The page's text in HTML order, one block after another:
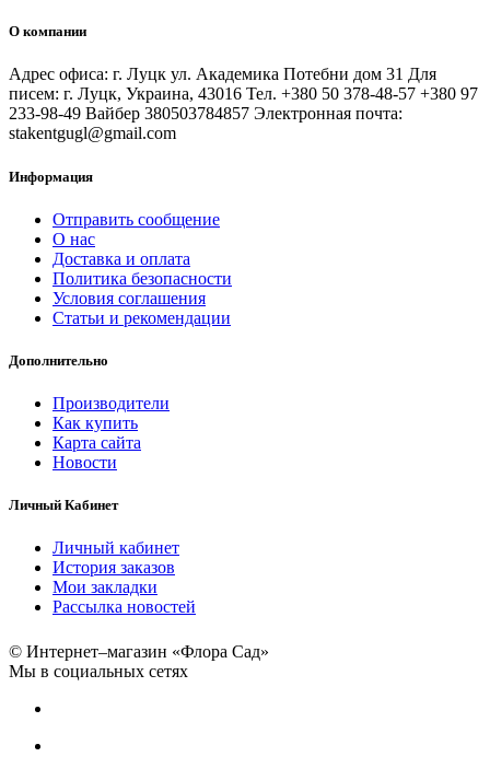
О компании
Адрес офиса: г. Луцк ул. Академика Потебни дом 31 Для
писем: г. Луцк, Украина, 43016 Тел. +380 50 378-48-57 +380 97
233-98-49 Вайбер 380503784857 Электронная почта:
stakentgugl@gmail.com
Информация
Отправить сообщение
О нас
Доставка и оплата
Политика безопасности
Условия соглашения
Статьи и рекомендации
Дополнительно
Производители
Как купить
Карта сайта
Новости
Личный Кабинет
Личный кабинет
История заказов
Мои закладки
Рассылка новостей
© Интернет–магазин «Флора Сад»
Мы в социальных сетях